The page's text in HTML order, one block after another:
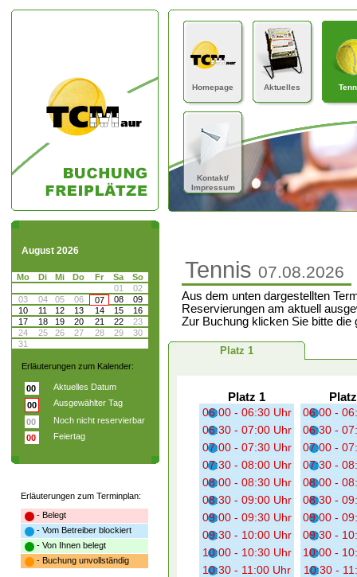
August 2026
Mo Di Mi Do Fr Sa
So
01
02
03
04 05 06 07 08
09
10
11 12 13 14 15
16
17
18 19 20 21 22
23
24
25 26 27 28 29
30
31
Erläuterungen zum Kalender:
00
Aktuelles Datum
00
Ausgewählter Tag
00
Noch nicht reservierbar
00
Feiertag
Erläuterungen zum Terminplan:
- Belegt
- Vom Betreiber blockiert
- Von Ihnen belegt
- Buchung unvollständig
Homepage Aktuelles
Kontakt/
Impressum
Tennis 07.08.2026
Aus dem unten dargestellten
Reservierungen am aktuell
Zur Buchung klicken Sie bitte die
Platz 1
Platz 1
06:00 - 06:30 Uhr
06:30 - 07:00 Uhr
07:00 - 07:30 Uhr
07:30 - 08:00 Uhr
08:00 - 08:30 Uhr
08:30 - 09:00 Uhr
09:00 - 09:30 Uhr
09:30 - 10:00 Uhr
10:00 - 10:30 Uhr
10:30 - 11:00 Uhr
06:00 -
06:30 -
07:00 -
07:30 -
08:00 -
08:30 -
09:00 -
09:30 -
10:00 -
10:30 -